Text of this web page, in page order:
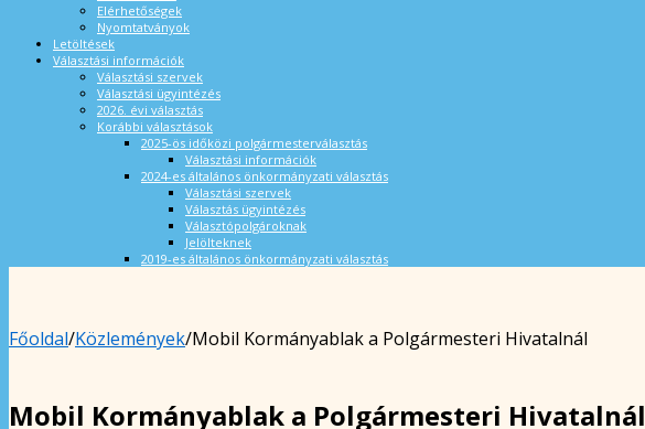
Elérhetőségek
Nyomtatványok
Letöltések
Választási információk
Választási szervek
Választási ügyintézés
2026. évi választás
Korábbi választások
2025-ös időközi polgármesterválasztás
Választási információk
2024-es általános önkormányzati választás
Választási szervek
Választás ügyintézés
Választópolgároknak
Jelölteknek
2019-es általános önkormányzati választás
Főoldal/Közlemények/Mobil Kormányablak a Polgármesteri Hivatalnál
Mobil Kormányablak a Polgármesteri Hivatalnál